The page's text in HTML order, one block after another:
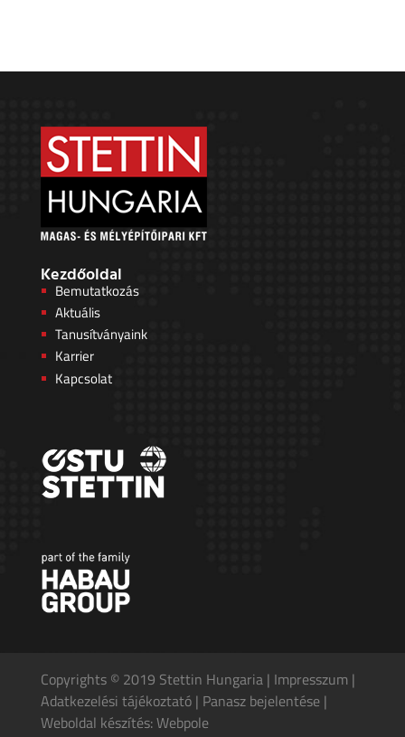
Kezdőoldal
Bemutatkozás
Aktuális
Tanusítványaink
Karrier
Kapcsolat
Copyrights © 2019 Stettin Hungaria | Impresszum|
Adatkezelési tájékoztató| Panasz bejelentése|
Weboldal készítés: Webpole